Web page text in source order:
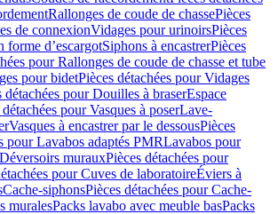
Rallonges de coude de chassePièces
de connexionVidages pour urinoirsPièces
forme d’escargotSiphons à encastrerPièces
pour Rallonges de coude de chasse et tube
pour bidetPièces détachées pour Vidages
détachées pour Douilles à braserEspace
pour Vasques à poserLave-
Vasques à encastrer par le dessousPièces
pour Lavabos adaptés PMRLavabos pour
Déversoirs murauxPièces détachées pour
pour Cuves de laboratoireÉviers à
Cache-siphonsPièces détachées pour Cache-
muralesPacks lavabo avec meuble basPacks